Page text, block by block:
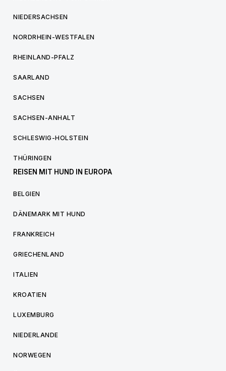
NIEDERSACHSEN
NORDRHEIN-WESTFALEN
RHEINLAND-PFALZ
SAARLAND
SACHSEN
SACHSEN-ANHALT
SCHLESWIG-HOLSTEIN
THÜRINGEN
REISEN MIT HUND IN EUROPA
BELGIEN
DÄNEMARK MIT HUND
FRANKREICH
GRIECHENLAND
ITALIEN
KROATIEN
LUXEMBURG
NIEDERLANDE
NORWEGEN